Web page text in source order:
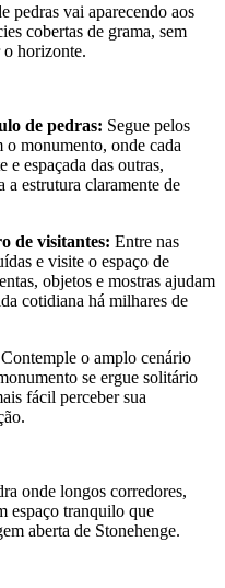
pedras vai aparecendo aos
cobertas de grama, sem
o horizonte.
de pedras: Segue pelos
monumento, onde cada
e espaçada das outras,
estrutura claramente de
de visitantes: Entre nas
e visite o espaço de
objetos e mostras ajudam
cotidiana há milhares de
Contemple o amplo cenário
se ergue solitário
fácil perceber sua
onde longos corredores,
espaço tranquilo que
aberta de Stonehenge.